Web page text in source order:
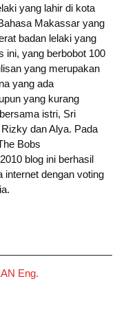
yang lahir di kota
Makassar yang
badan lelaki yang
ini, yang berbobot 100
yang merupakan
yang ada
yang kurang
istri, Sri
dan Alya. Pada
Bobs
blog ini berhasil
internet dengan voting
Eng.